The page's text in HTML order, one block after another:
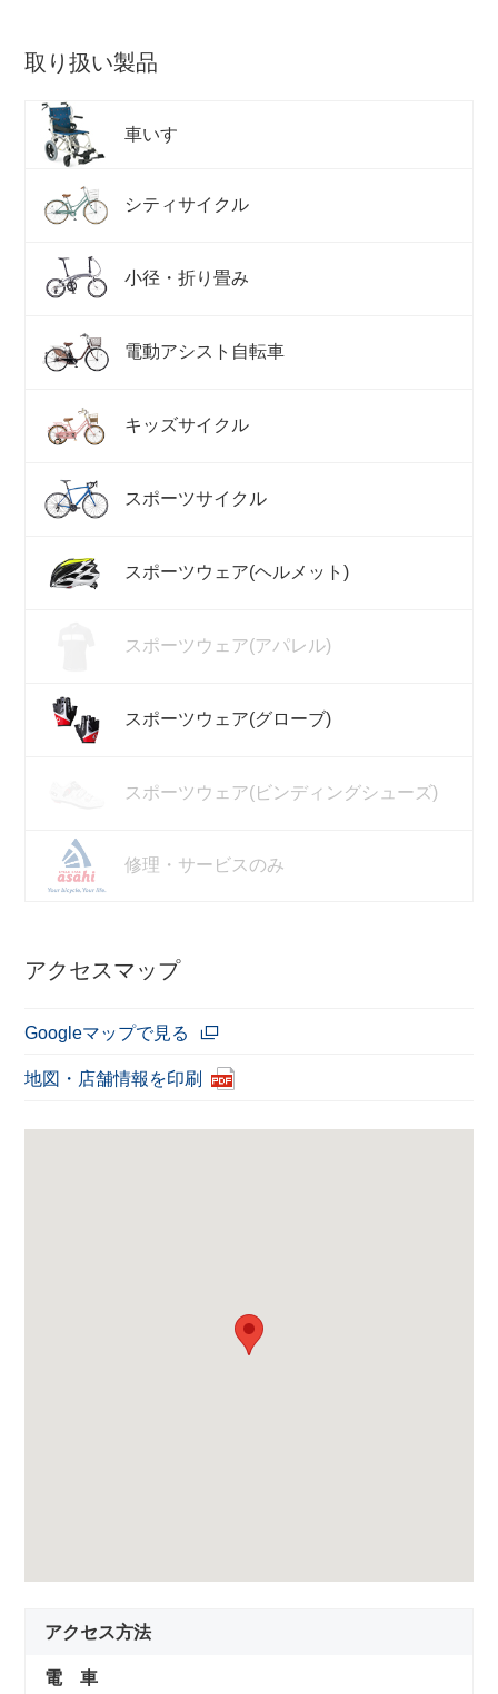
取り扱い製品
車いす
シティサイクル
小径・折り畳み
電動アシスト自転車
キッズサイクル
スポーツサイクル
スポーツウェア(ヘルメット)
スポーツウェア(アパレル)
スポーツウェア(グローブ)
スポーツウェア(ビンディングシューズ)
修理・サービスのみ
アクセスマップ
Googleマップで見る
地図・店舗情報を印刷
アクセス方法
電 車